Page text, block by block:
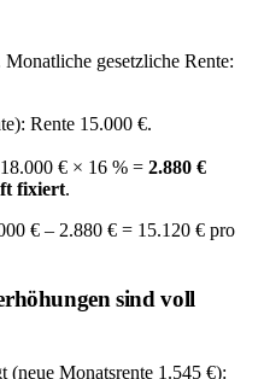
gesetzliche Rente:
Rente 15.000 €.
€ × 16 % = 2.880 €
fixiert.
€ – 2.880 € = 15.120 € pro
sind voll
(neue Monatsrente 1.545 €):